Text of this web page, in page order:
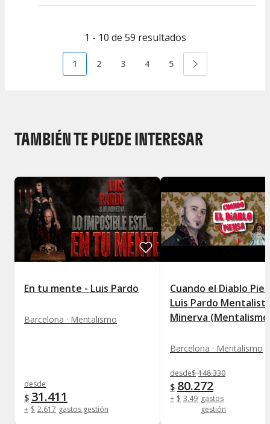
1 - 10 de 59 resultados
1 2 3 4 5
TAMBIÉN TE PUEDE INTERESAR
En tu mente - Luis Pardo
Barcelona · Mentalismo
desde
$ 31.411
+ $ 2.617 gastos gestión
Cuando el Diablo
Luis Pardo
Minerva
Barcelona · Mentalismo
desde$ 148.330
$ 80.272
+ $ 3.490 gastos
gestión